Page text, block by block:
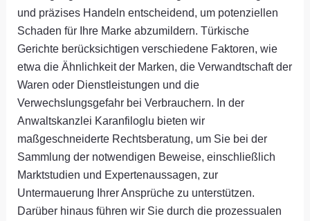
und präzises Handeln entscheidend, um potenziellen
Schaden für Ihre Marke abzumildern. Türkische
Gerichte berücksichtigen verschiedene Faktoren, wie
etwa die Ähnlichkeit der Marken, die Verwandtschaft der
Waren oder Dienstleistungen und die
Verwechslungsgefahr bei Verbrauchern. In der
Anwaltskanzlei Karanfiloglu bieten wir
maßgeschneiderte Rechtsberatung, um Sie bei der
Sammlung der notwendigen Beweise, einschließlich
Marktstudien und Expertenaussagen, zur
Untermauerung Ihrer Ansprüche zu unterstützen.
Darüber hinaus führen wir Sie durch die prozessualen